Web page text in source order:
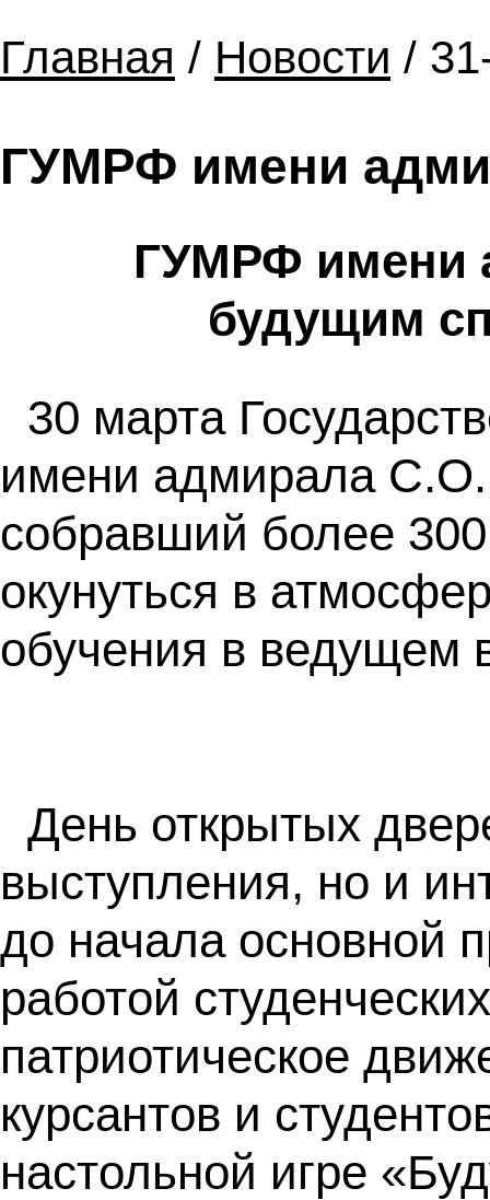
Главная / Новости /
ГУМРФ имени
ГУМРФ имени
будущим
30 марта
имени адмирала С.О.
собравший более
окунуться в
обучения в ведущем
День открытых
выступления, но и
до начала основной
работой
патриотическое
курсантов и
настольной игре